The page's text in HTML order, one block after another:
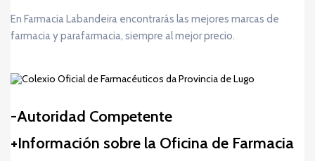
En Farmacia Labandeira encontrarás las mejores marcas de
farmacia y parafarmacia, siempre al mejor precio.
Autoridad Competente
Información sobre la Oficina de Farmacia